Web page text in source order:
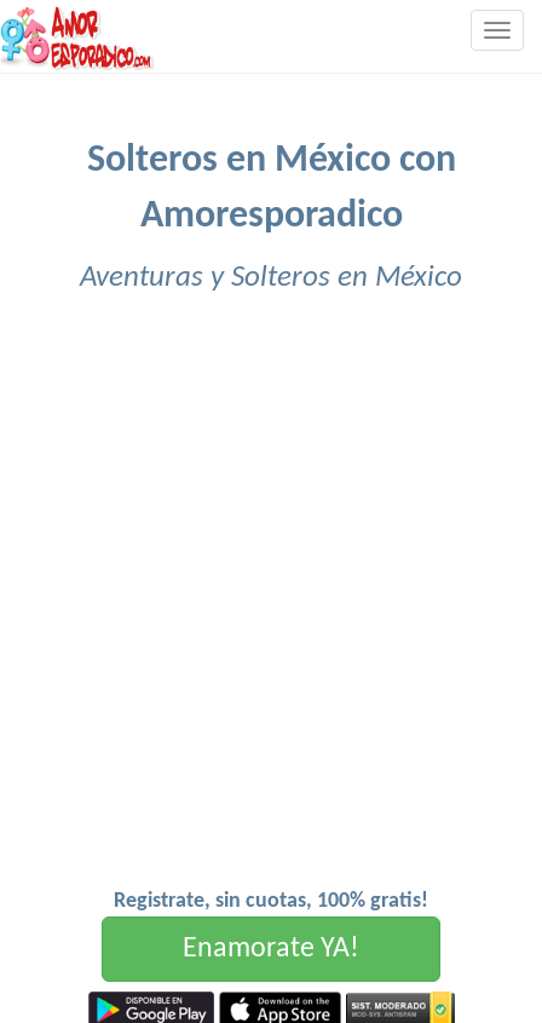
Solteros en México con
Amoresporadico
Aventuras y Solteros en México
Registrate, sin cuotas, 100% gratis!
Enamorate YA!